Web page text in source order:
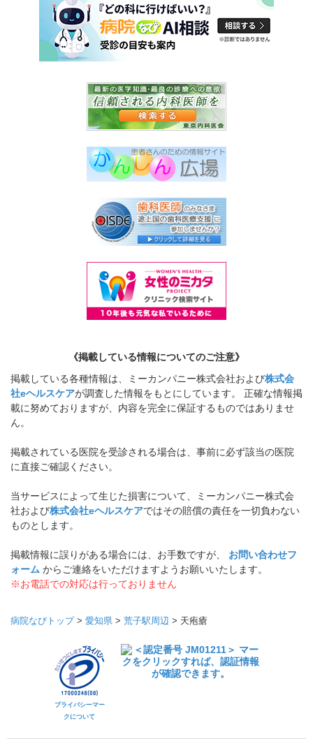
《掲載している情報についてのご注意》
掲載している各種情報は、ミーカンパニー株式会社および株式会
社eヘルスケアが調査した情報をもとにしています。 正確な情報掲
載に努めておりますが、内容を完全に保証するものではありませ
ん。
掲載されている医院を受診される場合は、事前に必ず該当の医院
に直接ご確認ください。
当サービスによって生じた損害について、ミーカンパニー株式会
社および株式会社eヘルスケアではその賠償の責任を一切負わない
ものとします。
掲載情報に誤りがある場合には、お手数ですが、 お問い合わせフ
ォーム からご連絡をいただけますようお願いいたします。
※お電話での対応は行っておりません
病院なびトップ> 愛知県 > 荒子駅周辺 > 天疱瘡
プライバシーマー
クについて